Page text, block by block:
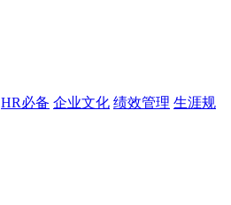
HR必备 企业文化 绩效管理 生涯规